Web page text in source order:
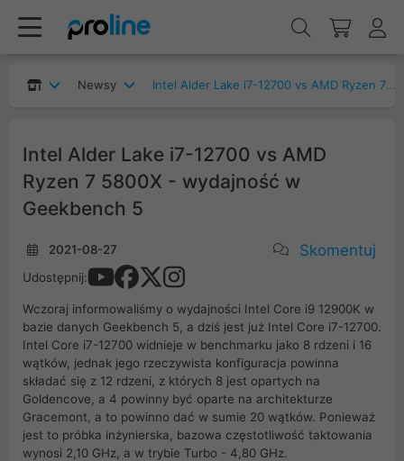
Newsy Intel Alder Lake i7-12700 vs AMD Ryzen 7 5800X - wydajność w Geekbench 5
Intel Alder Lake i7-12700 vs AMD
Ryzen 7 5800X - wydajność w
Geekbench 5
2021-08-27 Skomentuj
Udostępnij:
Wczoraj informowaliśmy o wydajności Intel Core i9 12900K w
bazie danych Geekbench 5, a dziś jest już Intel Core i7-12700.
Intel Core i7-12700 widnieje w benchmarku jako 8 rdzeni i 16
wątków, jednak jego rzeczywista konfiguracja powinna
składać się z 12 rdzeni, z których 8 jest opartych na
Goldencove, a 4 powinny być oparte na architekturze
Gracemont, a to powinno dać w sumie 20 wątków. Ponieważ
jest to próbka inżynierska, bazowa częstotliwość taktowania
wynosi 2,10 GHz, a w trybie Turbo - 4,80 GHz.